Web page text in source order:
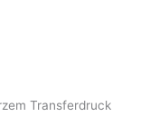
Transferdruck